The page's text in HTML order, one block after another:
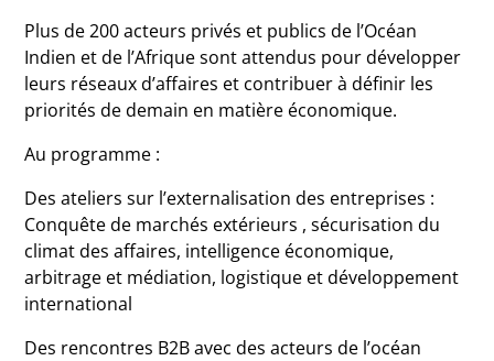
Plus de 200 acteurs privés et publics de l’Océan
Indien et de l’Afrique sont attendus pour développer
leurs réseaux d’affaires et contribuer à définir les
priorités de demain en matière économique.
Au programme :
Des ateliers sur l’externalisation des entreprises :
Conquête de marchés extérieurs , sécurisation du
climat des affaires, intelligence économique,
arbitrage et médiation, logistique et développement
international
Des rencontres B2B avec des acteurs de l’océan